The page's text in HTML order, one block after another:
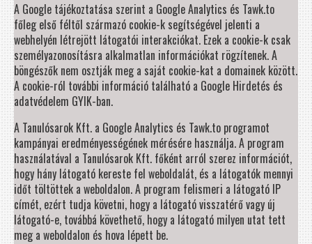
A Google tájékoztatása szerint a Google Analytics és Tawk.to
főleg első féltől származó cookie-k segítségével jelenti a
webhelyén létrejött látogatói interakciókat. Ezek a cookie-k csak
személyazonosításra alkalmatlan információkat rögzítenek. A
böngészők nem osztják meg a saját cookie-kat a domainek között.
A cookie-ról további információ található a Google Hirdetés és
adatvédelem GYIK-ban.
A Tanulósarok Kft. a Google Analytics és Tawk.to programot
kampányai eredményességének mérésére használja. A program
használatával a Tanulósarok Kft. főként arról szerez információt,
hogy hány látogató kereste fel weboldalát, és a látogatók mennyi
időt töltöttek a weboldalon. A program felismeri a látogató IP
címét, ezért tudja követni, hogy a látogató visszatérő vagy új
látogató-e, továbbá követhető, hogy a látogató milyen utat tett
meg a weboldalon és hova lépett be.